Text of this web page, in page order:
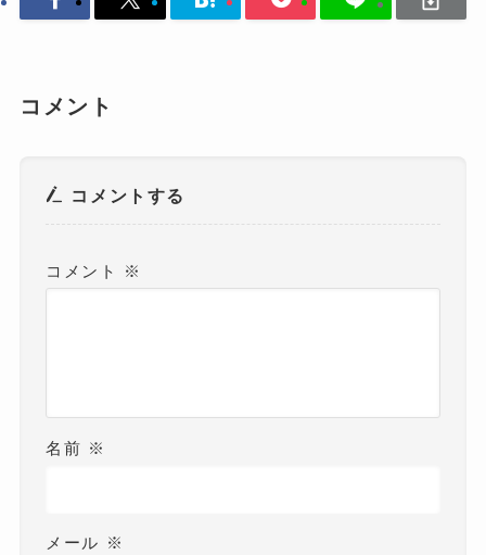
コメント
コメントする
コメント ※
名前 ※
メール ※